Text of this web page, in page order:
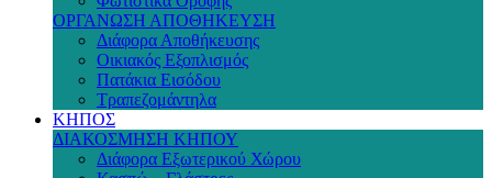
ΟΡΓΑΝΩΣΗ ΑΠΟΘΗΚΕΥΣΗ
Διάφορα Αποθήκευσης
Οικιακός Εξοπλισμός
Πατάκια Εισόδου
Τραπεζομάντηλα
ΚΗΠΟΣ
ΔΙΑΚΟΣΜΗΣΗ ΚΗΠΟΥ
Διάφορα Εξωτερικού Χώρου